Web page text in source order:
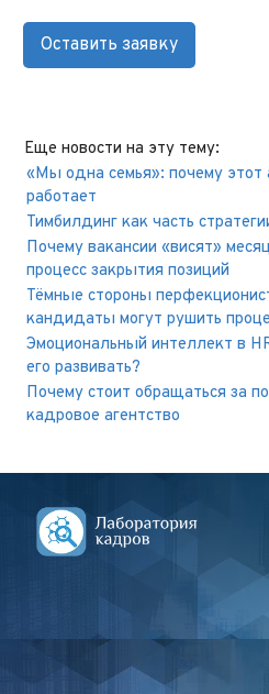
Оставить заявку
Еще новости на эту тему:
«Мы одна семья»: почему этот
работает
Тимбилдинг как часть
Почему вакансии «висят»
процесс закрытия позиций
Тёмные стороны
кандидаты могут рушить
Эмоциональный интеллект в
его развивать⁣⁣?
Почему стоит обращаться за
кадровое агентство